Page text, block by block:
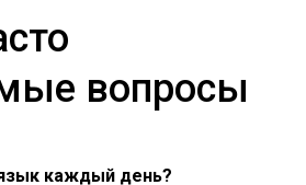
вопросы
каждый день?